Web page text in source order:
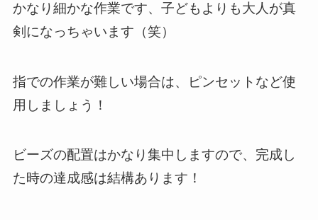
かなり細かな作業です、子どもよりも大人が真
剣になっちゃいます（笑）
指での作業が難しい場合は、ピンセットなど使
用しましょう！
ビーズの配置はかなり集中しますので、完成し
た時の達成感は結構あります！